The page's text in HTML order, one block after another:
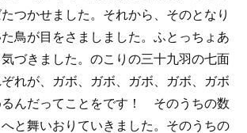
つかせました。それから、そのとなり
鳥が目をさましました。ふとっちょあ
づきました。のこりの三十九羽の七面
れが、ガボ、ガボ、ガボ、ガボ、ガボ
んだってことをです！ そのうちの数
と舞いおりていきました。そのうちの